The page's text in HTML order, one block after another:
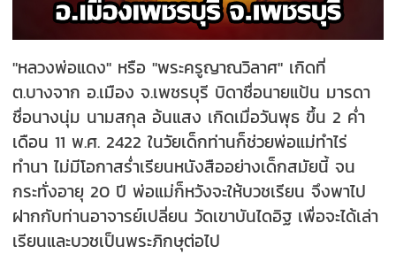
"หลวงพ่อแดง" หรือ "พระครูญาณวิลาศ" เกิดที่
ต.บางจาก อ.เมือง จ.เพชรบุรี บิดาชื่อนายแป้น มารดา
ชื่อนางนุ่ม นามสกุล อ้นแสง เกิดเมื่อวันพุธ ขึ้น 2 ค่ำ
เดือน 11 พ.ศ. 2422 ในวัยเด็กท่านก็ช่วยพ่อแม่ทำไร่
ทำนา ไม่มีโอกาสร่ำเรียนหนังสืออย่างเด็กสมัยนี้ จน
กระทั่งอายุ 20 ปี พ่อแม่ก็หวังจะให้บวชเรียน จึงพาไป
ฝากกับท่านอาจารย์เปลี่ยน วัดเขาบันไดอิฐ เพื่อจะได้เล่า
เรียนและบวชเป็นพระภิกษุต่อไป